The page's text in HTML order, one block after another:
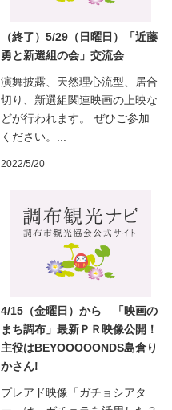
（終了）5/29（日曜日）「近藤
勇と新選組の会」交流会
演舞披露、天然理心流型、居合
切り、新選組関連映画の上映な
どが行われます。 ぜひご参加
ください。...
2022/5/20
4/15（金曜日）から 「映画の
まち調布」最新ＰＲ映像公開！
主役はBEYOOOOONDS島倉り
かさん!
プレアド映像「ガチョシアタ